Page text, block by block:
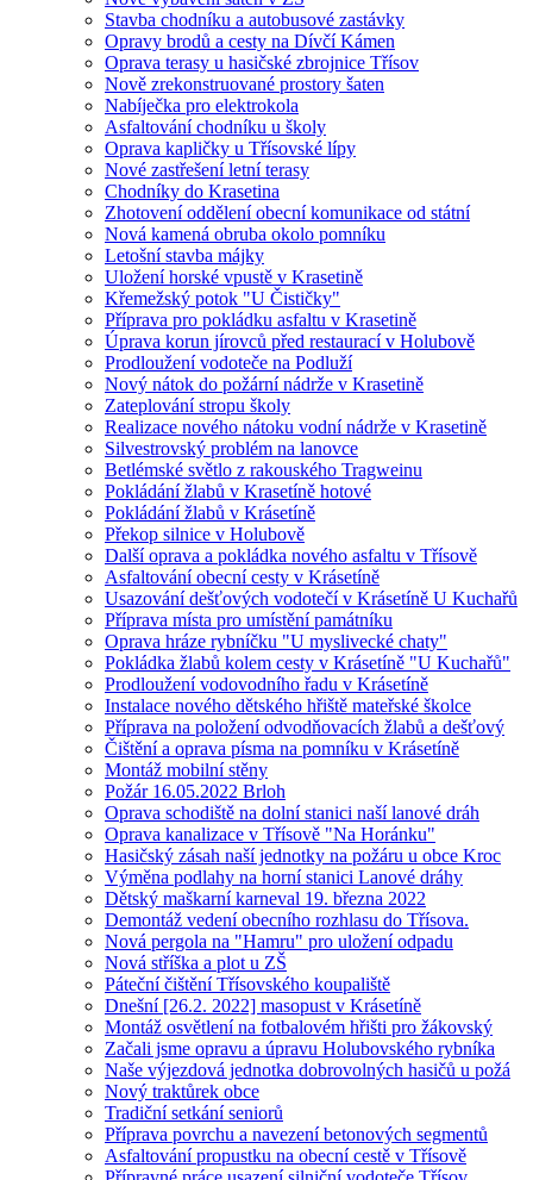
Stavba chodníku a autobusové zastávky
Opravy brodů a cesty na Dívčí Kámen
Oprava terasy u hasičské zbrojnice Třísov
Nově zrekonstruované prostory šaten
Nabíječka pro elektrokola
Asfaltování chodníku u školy
Oprava kapličky u Třísovské lípy
Nové zastřešení letní terasy
Chodníky do Krasetina
Zhotovení oddělení obecní komunikace od státní
Nová kamená obruba okolo pomníku
Letošní stavba májky
Uložení horské vpustě v Krasetině
Křemežský potok "U Čističky"
Příprava pro pokládku asfaltu v Krasetině
Úprava korun jírovců před restaurací v Holubově
Prodloužení vodoteče na Podluží
Nový nátok do požární nádrže v Krasetině
Zateplování stropu školy
Realizace nového nátoku vodní nádrže v Krasetině
Silvestrovský problém na lanovce
Betlémské světlo z rakouského Tragweinu
Pokládání žlabů v Krasetíně hotové
Pokládání žlabů v Krásetíně
Překop silnice v Holubově
Další oprava a pokládka nového asfaltu v Třísově
Asfaltování obecní cesty v Krásetíně
Usazování dešťových vodotečí v Krásetíně U Kuchařů
Příprava místa pro umístění památníku
Oprava hráze rybníčku "U myslivecké chaty"
Pokládka žlabů kolem cesty v Krásetíně "U Kuchařů"
Prodloužení vodovodního řadu v Krásetíně
Instalace nového dětského hřiště mateřské školce
Příprava na položení odvodňovacích žlabů a dešťový
Čištění a oprava písma na pomníku v Krásetíně
Montáž mobilní stěny
Požár 16.05.2022 Brloh
Oprava schodiště na dolní stanici naší lanové dráh
Oprava kanalizace v Třísově "Na Horánku"
Hasičský zásah naší jednotky na požáru u obce Kroc
Výměna podlahy na horní stanici Lanové dráhy
Dětský maškarní karneval 19. března 2022
Demontáž vedení obecního rozhlasu do Třísova.
Nová pergola na "Hamru" pro uložení odpadu
Nová stříška a plot u ZŠ
Páteční čištění Třísovského koupaliště
Dnešní [26.2. 2022] masopust v Krásetíně
Montáž osvětlení na fotbalovém hřišti pro žákovský
Začali jsme opravu a úpravu Holubovského rybníka
Naše výjezdová jednotka dobrovolných hasičů u požá
Nový traktůrek obce
Tradiční setkání seniorů
Příprava povrchu a navezení betonových segmentů
Asfaltování propustku na obecní cestě v Třísově